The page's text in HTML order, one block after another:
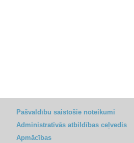
Pašvaldību saistošie noteikumi
Administratīvās atbildības ceļvedis
Apmācības